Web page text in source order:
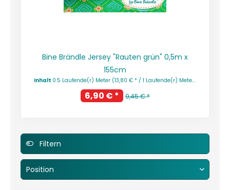
Bine Brändle Jersey "Rauten grün" 0,5m x
155cm
Inhalt 0.5 Laufende(r) Meter (13,80 € * / 1 Laufende(r) Meter)
6,90 € * 9,45 € *
Filtern